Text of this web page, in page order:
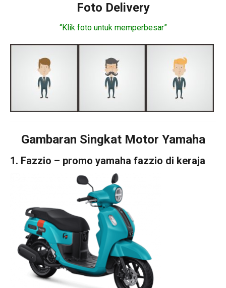
Foto Delivery
“Klik foto untuk memperbesar”
Gambaran Singkat Motor Yamaha
1. Fazzio – promo yamaha fazzio di keraja